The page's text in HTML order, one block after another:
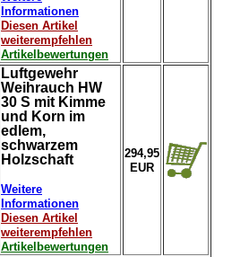
Informationen
Diesen Artikel
weiterempfehlen
Artikelbewertungen
Luftgewehr
Weihrauch HW
30 S mit Kimme
und Korn im
edlem,
schwarzem
Holzschaft
Weitere
Informationen
Diesen Artikel
weiterempfehlen
Artikelbewertungen
294,95
EUR